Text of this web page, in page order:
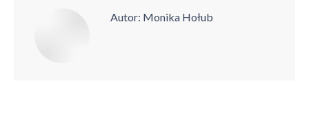
Autor: Monika Hołub